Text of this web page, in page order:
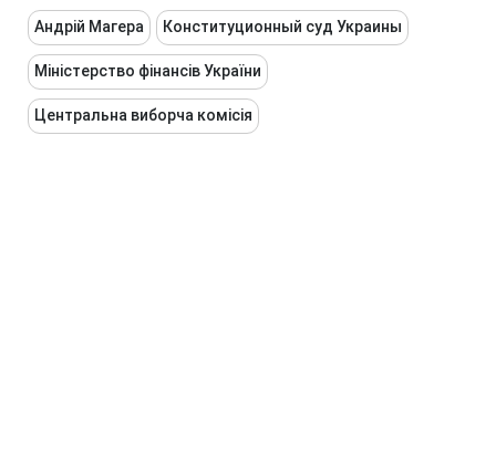
Андрій Магера Конституционный суд Украины
Міністерство фінансів України
Центральна виборча комісія